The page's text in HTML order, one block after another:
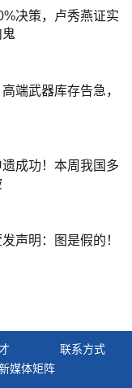
决策，卢秀燕证实
鬼
端武器库存告急，
成功！本周我国多
声明：图是假的！
联系方式
媒体矩阵